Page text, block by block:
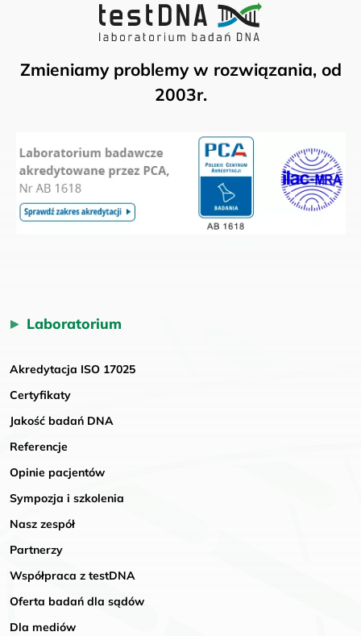
Zmieniamy problemy w rozwiązania, od
2003r.
Laboratorium
Akredytacja ISO 17025
Certyfikaty
Jakość badań DNA
Referencje
Opinie pacjentów
Sympozja i szkolenia
Nasz zespół
Partnerzy
Współpraca z testDNA
Oferta badań dla sądów
Dla mediów